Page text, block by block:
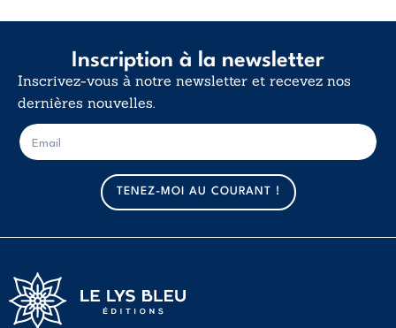
Inscription à la newsletter
Inscrivez-vous à notre newsletter et recevez nos
dernières nouvelles.
m
a
i
l
E
-
m
TENEZ-MOI AU COURANT !